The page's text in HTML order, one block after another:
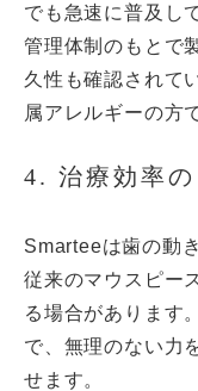
でも急速に普及し
管理体制のもとで
久性も確認されて
属アレルギーの方
4. 治療効率の
Smarteeは歯の動
従来のマウスピー
る場合があります
で、無理のない力
せます。